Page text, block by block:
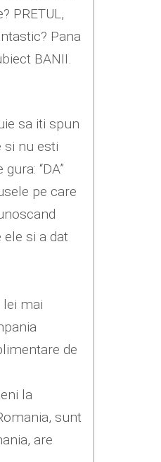
PRETUL,
Pana
BANII.
sa iti spun
si nu esti
“DA”
pe care
si a dat
lei mai
de
la
sunt
are